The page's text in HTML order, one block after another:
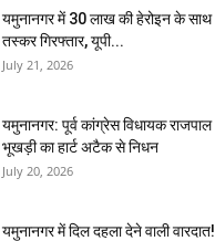
यमुनानगर में 30 लाख की हेरोइन के साथ
तस्कर गिरफ्तार, यूपी...
July 21, 2026
यमुनानगर: पूर्व कांग्रेस विधायक राजपाल
भूखड़ी का हार्ट अटैक से निधन
July 20, 2026
यमुनानगर में दिल दहला देने वाली वारदात!